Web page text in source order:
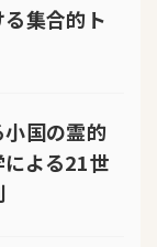
集合的ト
国の霊的
よる21世